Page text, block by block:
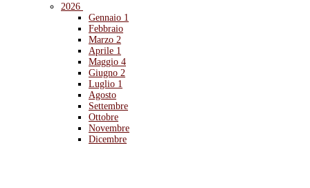
2026
Gennaio 1
Febbraio
Marzo 2
Aprile 1
Maggio 4
Giugno 2
Luglio 1
Agosto
Settembre
Ottobre
Novembre
Dicembre